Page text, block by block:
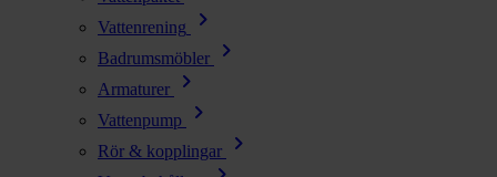
Vattenrening chevron_right
Badrumsmöbler chevron_right
Armaturer chevron_right
Vattenpump chevron_right
Rör & kopplingar chevron_right